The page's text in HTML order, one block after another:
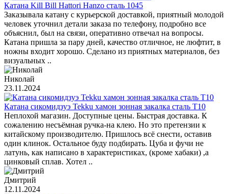
Катана Kill Bill Hattori Hanzo сталь 1045
Заказывала катану с курьерской доставкой, приятный молодой
человек уточнил детали заказа по телефону, подробно все
объяснил, был на связи, оперативно отвечал на вопросы.
Катана пришла за пару дней, качество отличное, не люфтит, в
ножны входит хорошо. Сделано из приятных материалов, без
визуальных ..
Николай
23.11.2024
Катана сикомидзуэ Tekku хамон зонная закалка сталь T10
Неплохой магазин. Доступные цены. Быстрая доставка. К
сожалению несъёмная ручка-на клею. Но это претензии к
китайскому производителю. Пришлось всё снести, оставив
один клинок. Остальное буду подбирать. Цуба и фучи не
латунь, как написано в характеристиках, (кроме хабаки) ,а
цинковый сплав. Хотел ..
Дмитрий
12.11.2024